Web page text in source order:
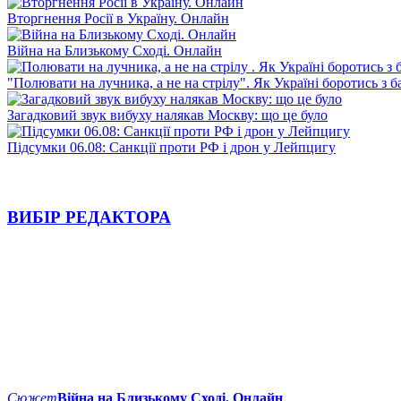
Вторгнення Росії в Україну. Онлайн
Війна на Близькому Сході. Онлайн
"Полювати на лучника, а не на стрілу". Як Україні боротись з
Загадковий звук вибуху налякав Москву: що це було
Підсумки 06.08: Санкції проти РФ і дрон у Лейпцигу
ВИБІР РЕДАКТОРА